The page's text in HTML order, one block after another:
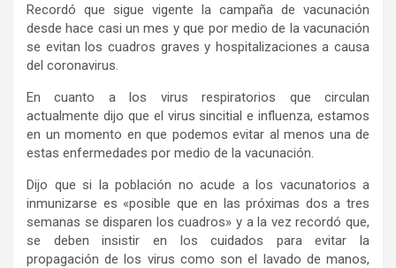
Recordó que sigue vigente la campaña de vacunación
desde hace casi un mes y que por medio de la vacunación
se evitan los cuadros graves y hospitalizaciones a causa
del coronavirus.
En cuanto a los virus respiratorios que circulan
actualmente dijo que el virus sincitial e influenza, estamos
en un momento en que podemos evitar al menos una de
estas enfermedades por medio de la vacunación.
Dijo que si la población no acude a los vacunatorios a
inmunizarse es «posible que en las próximas dos a tres
semanas se disparen los cuadros» y a la vez recordó que,
se deben insistir en los cuidados para evitar la
propagación de los virus como son el lavado de manos,